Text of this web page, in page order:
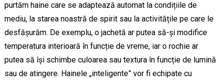
purtăm haine care se adaptează automat la condițiile de
mediu, la starea noastră de spirit sau la activitățile pe care le
desfășurăm. De exemplu, o jachetă ar putea să-și modifice
temperatura interioară în funcție de vreme, iar o rochie ar
putea să își schimbe culoarea sau textura în funcție de lumină
sau de atingere. Hainele „inteligente” vor fi echipate cu